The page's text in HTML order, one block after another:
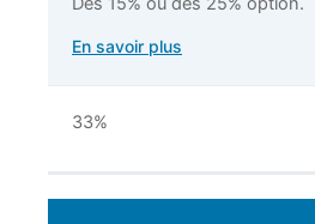
En savoir plus
33%